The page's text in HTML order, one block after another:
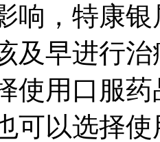
响，特康
及早进行
使用口服
可以选择